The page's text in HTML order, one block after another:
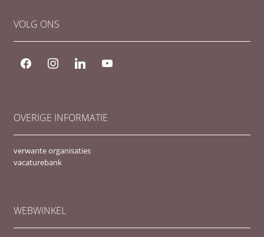
VOLG ONS
OVERIGE INFORMATIE
verwante organisaties
vacaturebank
WEBWINKEL